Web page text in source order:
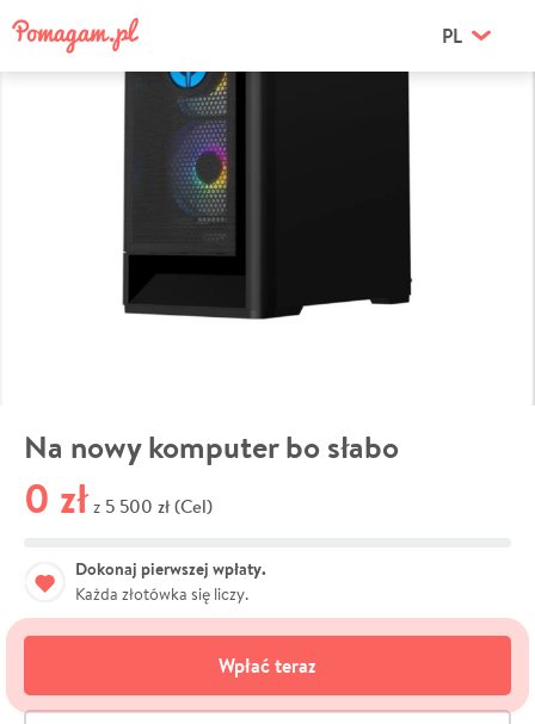
PL
Na nowy komputer bo słabo
0 zł z 5 500 zł (Cel)
Dokonaj pierwszej wpłaty.
Każda złotówka się liczy.
Wpłać teraz